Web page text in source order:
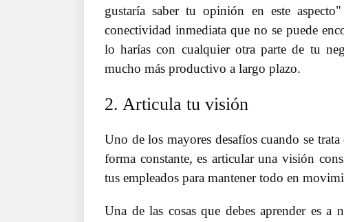
gustaría saber tu opinión en este
conectividad inmediata que no se puede
lo harías con cualquier otra parte de tu
mucho más productivo a largo plazo.
2. Articula tu visión
Uno de los mayores desafíos cuando se
forma constante, es articular una visión
tus empleados para mantener todo en
Una de las cosas que debes aprender es